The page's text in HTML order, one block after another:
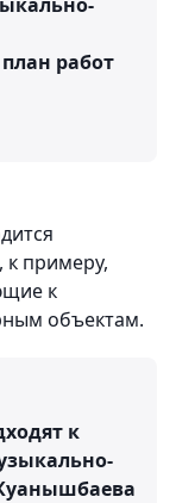
работ
примеру,
к
объектам.
к